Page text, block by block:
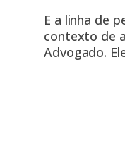
E a linha de
contexto de
Advogado.